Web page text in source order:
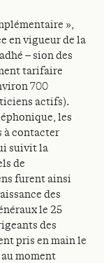
»,
en vigueur de la
– sion des
tarifaire
700
actifs).
les
à contacter
suivit la
de
furent ainsi
des
le 25
des
pris en main le
moment